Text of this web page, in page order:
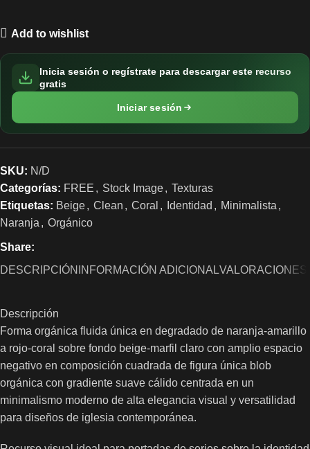
Add to wishlist
Inicia sesión o regístrate para descargar este recurso
gratis
Iniciar sesión
SKU: N/D
Categorías: FREE , Stock Image, Texturas
Etiquetas: Beige, Clean , Coral , Identidad , Minimalista ,
Naranja , Orgánico
Share:
DESCRIPCIÓN INFORMACIÓN ADICIONALVALORACIONES
Descripción
Forma orgánica fluida única en degradado de naranja-amarillo
a rojo-coral sobre fondo beige-marfil claro con amplio espacio
negativo en composición cuadrada de figura única blob
orgánica con gradiente suave cálido centrada en un
minimalismo moderno de alta elegancia visual y versatilidad
para diseños de iglesia contemporánea.